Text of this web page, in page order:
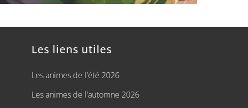
Les liens utiles
Les animes de l'été 2026
Les animes de l'automne 2026